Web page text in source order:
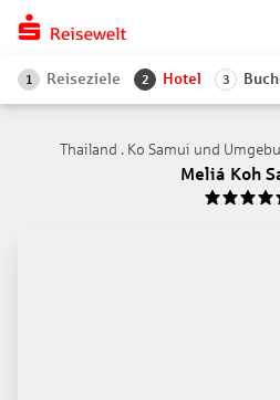
1 Reiseziele 2 Hotel 3
Thailand . Ko Samui und
Meliá Koh
5